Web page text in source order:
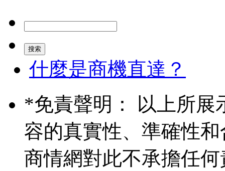
什麼是商機直達？
*免責聲明： 以上所展
容的真實性、準確性
商情網對此不承擔任何